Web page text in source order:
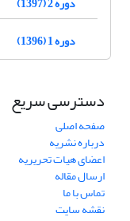
دوره 1 (1396)
دسترسی سریع
صفحه اصلی
درباره نشریه
اعضای هیات تحریریه
ارسال مقاله
تماس با ما
نقشه سایت